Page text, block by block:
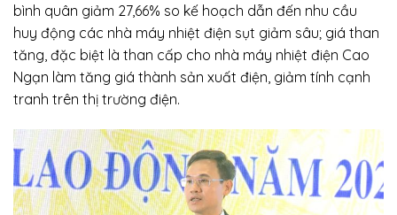
bình quân giảm 27,66% so kế hoạch dẫn đến nhu cầu
huy động các nhà máy nhiệt điện sụt giảm sâu; giá than
tăng, đặc biệt là than cấp cho nhà máy nhiệt điện Cao
Ngạn làm tăng giá thành sản xuất điện, giảm tính cạnh
tranh trên thị trường điện.